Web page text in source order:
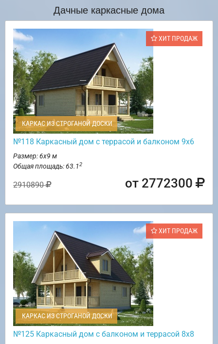
Дачные каркасные дома
ХИТ ПРОДАЖ
КАРКАС ИЗ СТРОГАНОЙ ДОСКИ
№118 Каркасный дом с террасой и балконом 9х6
Размер: 6х9 м
Общая площадь: 63.12
2910890 от 2772300
ХИТ ПРОДАЖ
КАРКАС ИЗ СТРОГАНОЙ ДОСКИ
№125 Каркасный дом с балконом и террасой 8х8